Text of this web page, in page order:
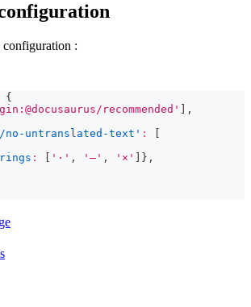
:
{
recommended'
,
no-untranslated-text' :
: '·' , '—' , '×' } ,